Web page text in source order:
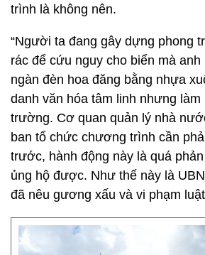
trình là không nên.
“Người ta đang gây dựng phong
rác để cứu nguy cho biển mà
ngàn đèn hoa đăng bằng nhựa
danh văn hóa tâm linh nhưng làm
trường. Cơ quan quản lý nhà
ban tổ chức chương trình cần
trước, hành động này là quá
ủng hộ được. Như thế này là
đã nêu gương xấu và vi phạm